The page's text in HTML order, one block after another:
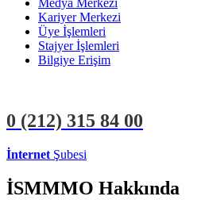
Medya Merkezi
Kariyer Merkezi
Üye İşlemleri
Stajyer İşlemleri
Bilgiye Erişim
0 (212) 315 84 00
İnternet Şubesi
İSMMMO Hakkında